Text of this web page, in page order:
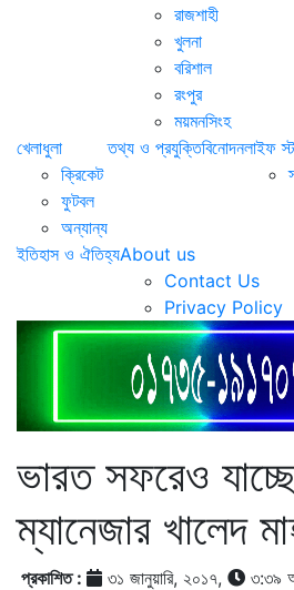
রাজশাহী
খুলনা
বরিশাল
রংপুর
ময়মনসিংহ
খেলাধুলা
ক্রিকেট
ফুটবল
অন্যান্য
তথ্য ও প্রযুক্তিবিনোদনলাইফ
ইতিহাস ও ঐতিহ্যAbout us
Contact Us
Privacy Policy
ভারত সফরেও
ম্যানেজার খালেদ
প্রকাশিত : ৩১ জানুয়ারি, ২০১৭, ৩:৩৯